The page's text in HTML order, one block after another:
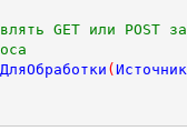
GET или POST
(